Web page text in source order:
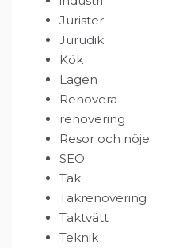
Jurister
Jurudik
Kök
Lagen
Renovera
renovering
Resor och nöje
SEO
Tak
Takrenovering
Taktvätt
Teknik